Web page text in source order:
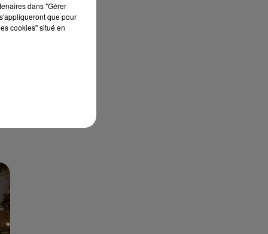
dans "Gérer
que pour
cookies" situé en